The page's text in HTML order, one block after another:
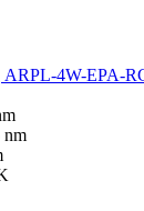
4W-EPA-
nm